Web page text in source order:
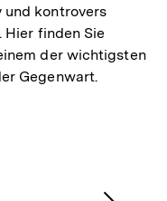
und kontrovers
finden Sie
der wichtigsten
Gegenwart.